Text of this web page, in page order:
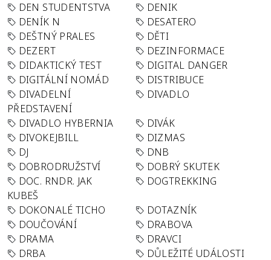
DEN STUDENTSTVA
DENIK
DENÍK N
DESATERO
DEŠTNÝ PRALES
DĚTI
DEZERT
DEZINFORMACE
DIDAKTICKÝ TEST
DIGITAL DANGER
DIGITÁLNÍ NOMÁD
DISTRIBUCE
DIVADELNÍ
PŘEDSTAVENÍ
DIVADLO
DIVADLO HYBERNIA
DIVÁK
DIVOKEJBILL
DIZMAS
DJ
DNB
DOBRODRUŽSTVÍ
DOBRÝ SKUTEK
DOC. RNDR. JAK
KUBEŠ
DOGTREKKING
DOKONALÉ TICHO
DOTAZNÍK
DOUČOVÁNÍ
DRABOVA
DRAMA
DRAVCI
DRBA
DŮLEŽITÉ UDÁLOSTI